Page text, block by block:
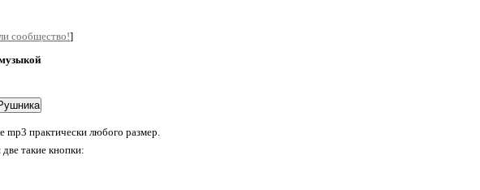
сообщество!]
mp3 практически любого размер.
такие кнопки: